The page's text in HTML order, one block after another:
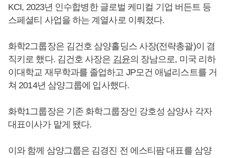
KCI, 2023년 인수합병한 글로벌 케미컬 기업 버든트 등
스페셜티 사업을 하는 계열사로 이뤄졌다.
화학2그룹장은 김건호 삼양홀딩스 사장(전략총괄)이 겸
직키로 했다. 김건호 사장은 김윤의 장남으로, 미국 리하
이대학교 재무학과를 졸업하고 JP모건 애널리스트를 거
쳐 2014년 삼양그룹에 입사했다.
화학1그룹장은 기존 화학그룹장인 강호성 삼양사 각자
대표이사가 맡게 됐다.
이와 함께 삼양그룹은 김경진 전 에스티팜 대표를 삼양